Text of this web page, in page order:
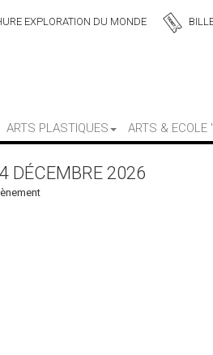
EXPLORATION DU MONDE
ARTS PLASTIQUES ARTS & ECOLE
DÉCEMBRE 2026